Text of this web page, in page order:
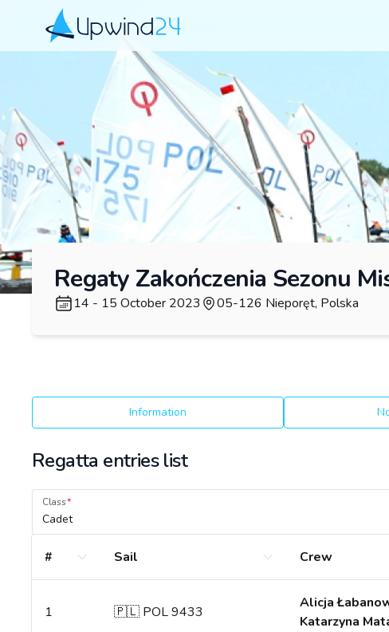
Upwind24
Regaty Zakończenia Sezonu
14 - 15 October 2023 05-126 Nieporęt, Polska
Information
Regatta entries list
Class
Cadet
# Sail Crew
1 🇵🇱 POL 9433
Alicja
Katarzyna